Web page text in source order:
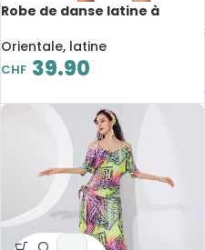
Robe de danse latine à
brillantes, sans manches
avec bretelles spaghetti
Orientale, latine
CHF 39.90